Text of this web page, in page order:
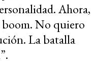
Ahora,
boom. No quiero
La batalla